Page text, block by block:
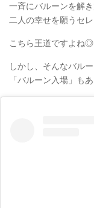
一斉にバルーンを解
二人の幸せを願うセ
こちら王道ですよね◎
しかし、そんなバル
「バルーン入場」も